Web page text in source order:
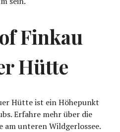
Finkau
Hütte
Hütte ist ein Höhepunkt
Erfahre mehr über die
am unteren Wildgerlossee.